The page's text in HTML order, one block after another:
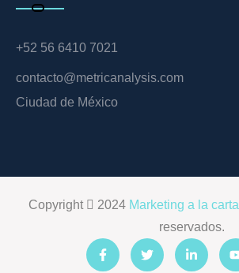
+52 56 6410 7021
contacto@metricanalysis.com
Ciudad de México
Copyright 2024 Marketing a la carta
reservados.